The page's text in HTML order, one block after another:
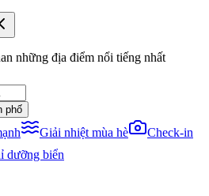
những địa điểm nổi tiếng nhất
phố
Giải nhiệt mùa hè
Check-in
dưỡng biển